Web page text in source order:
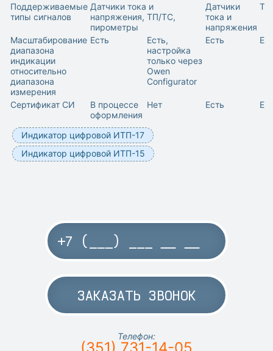
Поддерживаемые
типы сигналов
Датчики тока и
напряжения, ТП/ТС,
пирометры
Датчики
тока и
напряжения
Масштабирование
диапазона
индикации
относительно
диапазона
измерения
Есть
Есть,
настройка
только через
Owen
Configurator
Есть
Сертификат СИ
В процессе
оформления
Нет Есть
Индикатор цифровой ИТП-17
Индикатор цифровой ИТП-15
ЗАКАЗАТЬ ЗВОНОК
Телефон: